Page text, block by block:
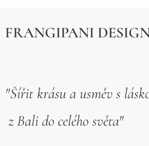
FRANGIPANI
"Šířit krásu a usměv s
z Bali do celého světa"